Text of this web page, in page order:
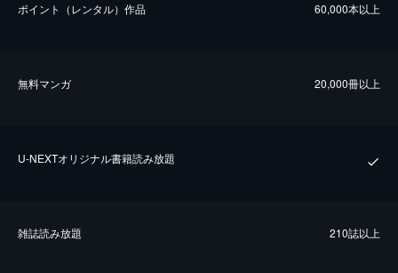
ポイント（レンタル）作品 60,000本以上
無料マンガ 20,000冊以上
U-NEXTオリジナル書籍読み放題
雑誌読み放題 210誌以上